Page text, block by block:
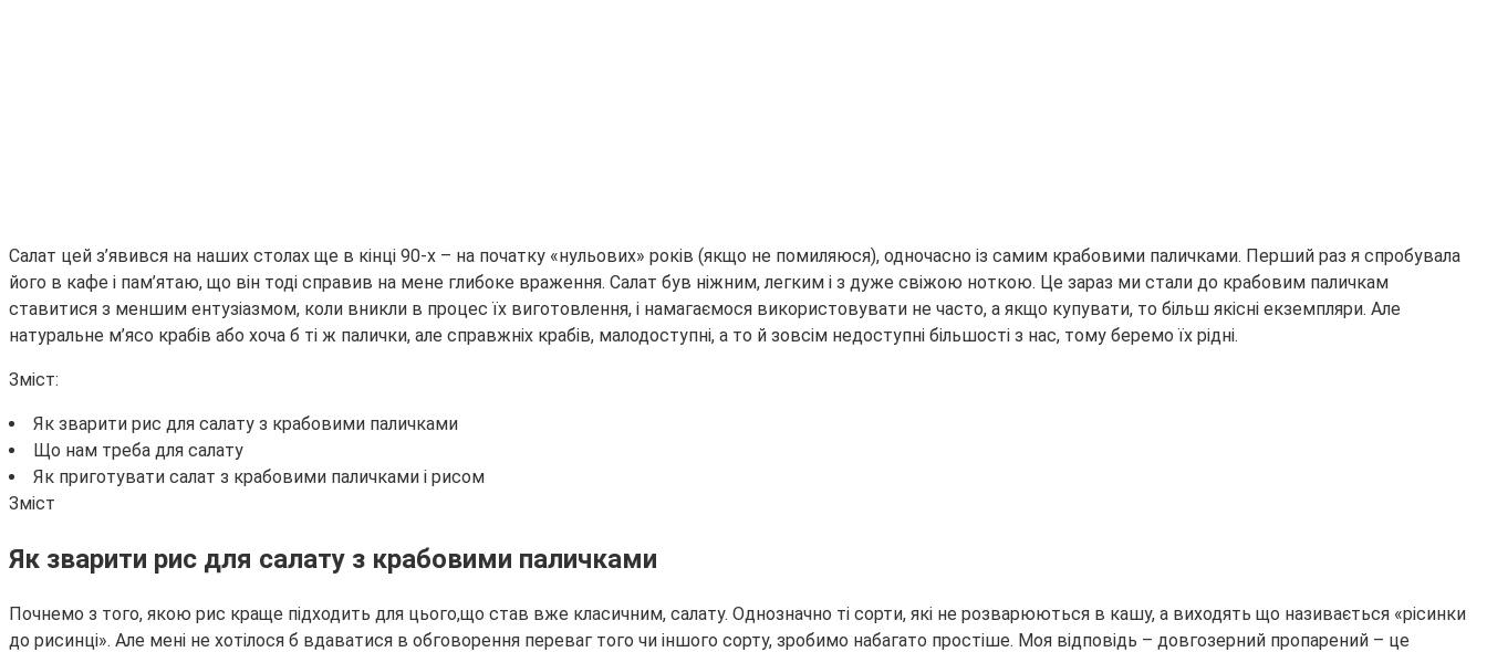
Салат цей з’явився на наших столах ще в кінці 90-х – на початку «нульових» років (якщо не помиляюся), одночасно із самим крабовими паличками. Перший раз я спробувала
його в кафе і пам’ятаю, що він тоді справив на мене глибоке враження. Салат був ніжним, легким і з дуже свіжою ноткою. Це зараз ми стали до крабовим паличкам
ставитися з меншим ентузіазмом, коли вникли в процес їх виготовлення, і намагаємося використовувати не часто, а якщо купувати, то більш якісні екземпляри. Але
натуральне м’ясо крабів або хоча б ті ж палички, але справжніх крабів, малодоступні, а то й зовсім недоступні більшості з нас, тому беремо їх рідні.
Зміст:
Як зварити рис для салату з крабовими паличками
Що нам треба для салату
Як приготувати салат з крабовими паличками і рисом
Зміст
Як зварити рис для салату з крабовими паличками
Почнемо з того, якою рис краще підходить для цього,що став вже класичним, салату. Однозначно ті сорти, які не розварюються в кашу, а виходять що називається «рісинки
до рисинці». Але мені не хотілося б вдаватися в обговорення переваг того чи іншого сорту, зробимо набагато простіше. Моя відповідь – довгозерний пропарений – це